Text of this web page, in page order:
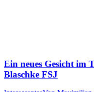
Ein neues Gesicht im
Blaschke FSJ